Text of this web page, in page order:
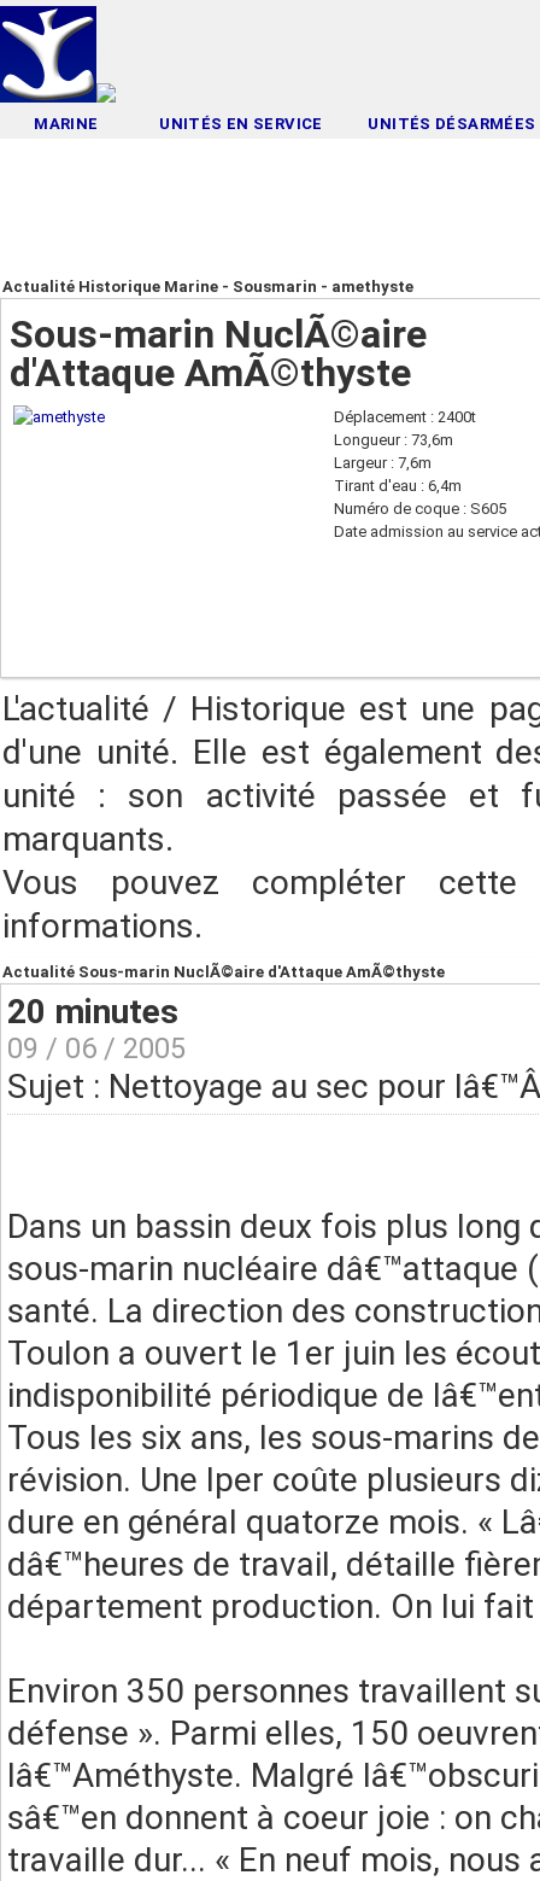
MARINE UNITÉS EN SERVICE UNITÉS DÉSARMÉES
Actualité Historique Marine - Sousmarin - amethyste
Sous-marin NuclÃ©aire
d'Attaque AmÃ©thyste
Déplacement : 2400t
Longueur : 73,6m
Largeur : 7,6m
Tirant d'eau : 6,4m
Numéro de coque : S605
Date admission au service
L'actualité / Historique est une
d'une unité. Elle est également
unité : son activité passée et
marquants.
Vous pouvez compléter
informations.
Actualité Sous-marin NuclÃ©aire d'Attaque AmÃ©thyste
20 minutes
09 / 06 / 2005
Sujet : Nettoyage au sec pour
Dans un bassin deux fois plus
sous-marin nucléaire dâ€™attaque
santé. La direction des
Toulon a ouvert le 1er juin les
indisponibilité périodique de
Tous les six ans, les sous-marins
révision. Une Iper coûte plusieurs
dure en général quatorze mois. «
dâ€™heures de travail, détaille
département production. On lui
Environ 350 personnes travaillent
défense ». Parmi elles, 150
lâ€™Améthyste. Malgré
sâ€™en donnent à coeur joie : on
travaille dur... « En neuf mois,